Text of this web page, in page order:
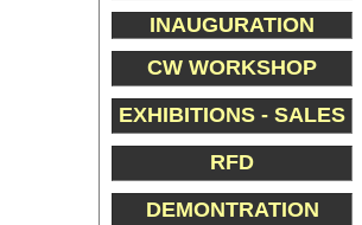
INAUGURATION
CW WORKSHOP
EXHIBITIONS - SALES
RFD
DEMONTRATION